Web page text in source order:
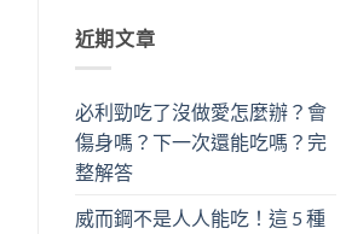
近期文章
必利勁吃了沒做愛怎麼辦？會
傷身嗎？下一次還能吃嗎？完
整解答
威而鋼不是人人能吃！這 5 種